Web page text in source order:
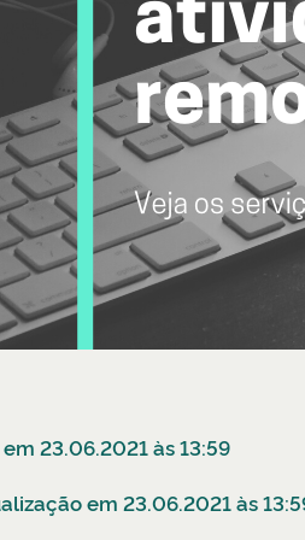
23.06.2021 às 13:59
em 23.06.2021 às